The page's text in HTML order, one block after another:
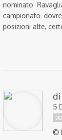
nominato
campionato
posizioni alte,
di
5
©